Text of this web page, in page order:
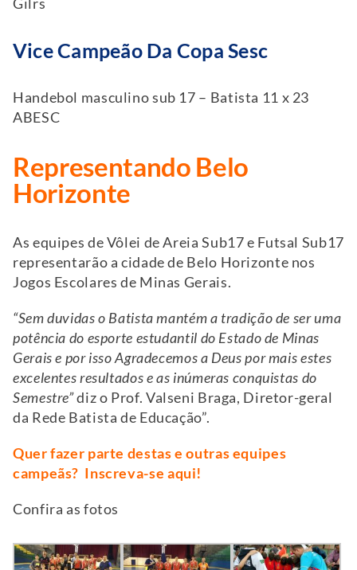
Gilrs
Vice Campeão Da Copa Sesc
Handebol masculino sub 17 – Batista 11 x 23
ABESC
Representando Belo
Horizonte
As equipes de Vôlei de Areia Sub17 e Futsal Sub17
representarão a cidade de Belo Horizonte nos
Jogos Escolares de Minas Gerais.
“Sem duvidas o Batista mantém a tradição de ser uma
potência do esporte estudantil do Estado de Minas
Gerais e por isso Agradecemos a Deus por mais estes
excelentes resultados e as inúmeras conquistas do
Semestre”diz o Prof. Valseni Braga, Diretor-geral
da Rede Batista de Educação”.
Quer fazer parte destas e outras equipes
campeãs? Inscreva-se aqui!
Confira as fotos